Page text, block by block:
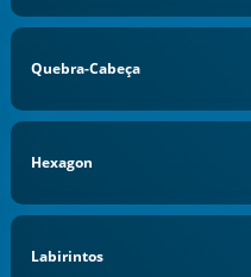
Quebra-Cabeça
Hexagon
Labirintos